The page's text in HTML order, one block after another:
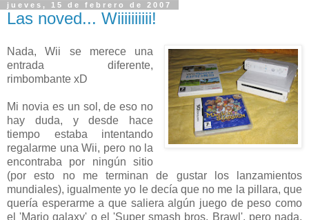
jueves, 15 de febrero de 2007
Las noved... Wiiiiiiiiii!
Nada, Wii se merece una
entrada diferente,
rimbombante xD
Mi novia es un sol, de eso no
hay duda, y desde hace
tiempo estaba intentando
regalarme una Wii, pero no la
encontraba por ningún sitio
(por esto no me terminan de gustar los lanzamientos
mundiales), igualmente yo le decía que no me la pillara, que
quería esperarme a que saliera algún juego de peso como
el 'Mario galaxy' o el 'Super smash bros. Brawl', pero nada,